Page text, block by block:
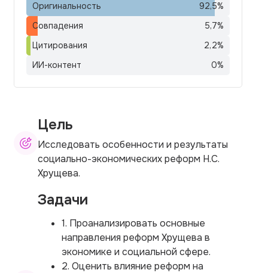
Оригинальность 92,5%
Совпадения
5,7%
Цитирования
2,2%
ИИ-контент
0%
Цель
Исследовать особенности и результаты
социально-экономических реформ Н.С.
Хрущева.
Задачи
1. Проанализировать основные
направления реформ Хрущева в
экономике и социальной сфере.
2. Оценить влияние реформ на